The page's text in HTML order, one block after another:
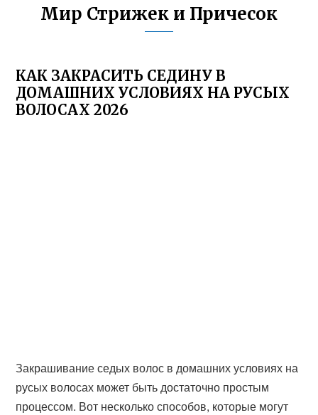
Мир Стрижек и Причесок
КАК ЗАКРАСИТЬ СЕДИНУ В
ДОМАШНИХ УСЛОВИЯХ НА РУСЫХ
ВОЛОСАХ 2026
Закрашивание седых волос в домашних условиях на
русых волосах может быть достаточно простым
процессом. Вот несколько способов, которые могут